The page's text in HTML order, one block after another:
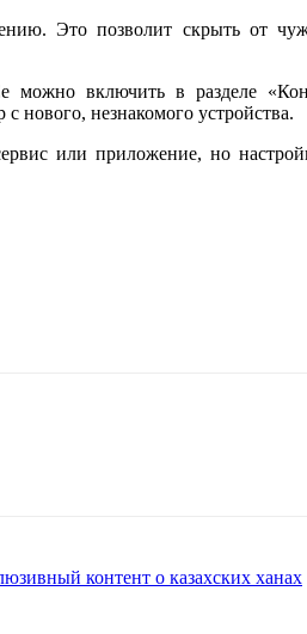
Это позволит скрыть от
можно включить в разделе
нового, незнакомого устройства.
или приложение, но
контент о казахских ханах